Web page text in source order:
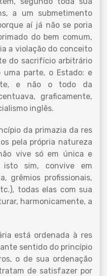
a um submetimento
aí já não se poria
do bem comum,
a violação do conceito
do sacrifício arbitrário
parte, o Estado: e
e não o todo da
graficamente,
inglês.
da primazia da res
pela própria natureza
vive só em única e
isto sim, convive em
grêmios profissionais,
todas elas com sua
harmonicamente, a
está ordenada à res
sentido do princípio
o de sua ordenação
de satisfazer por